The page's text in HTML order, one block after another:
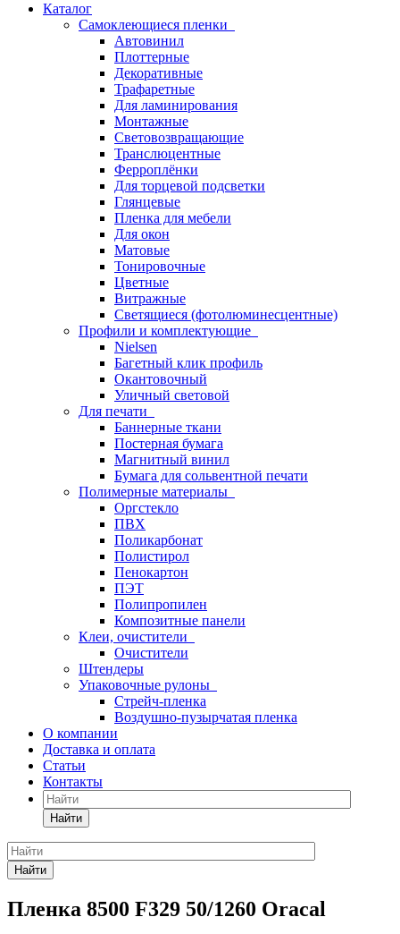
Каталог
Самоклеющиеся пленки
Автовинил
Плоттерные
Декоративные
Трафаретные
Для ламинирования
Монтажные
Световозвращающие
Транслюцентные
Ферроплёнки
Для торцевой подсветки
Глянцевые
Пленка для мебели
Для окон
Матовые
Тонировочные
Цветные
Витражные
Светящиеся (фотолюминесцентные)
Профили и комплектующие
Nielsen
Багетный клик профиль
Окантовочный
Уличный световой
Для печати
Баннерные ткани
Постерная бумага
Магнитный винил
Бумага для сольвентной печати
Полимерные материалы
Оргстекло
ПВХ
Поликарбонат
Полистирол
Пенокартон
ПЭТ
Полипропилен
Композитные панели
Клеи, очистители
Очистители
Штендеры
Упаковочные рулоны
Стрейч-пленка
Воздушно-пузырчатая пленка
О компании
Доставка и оплата
Статьи
Контакты
Найти
Найти
Пленка 8500 F329 50/1260 Oracal